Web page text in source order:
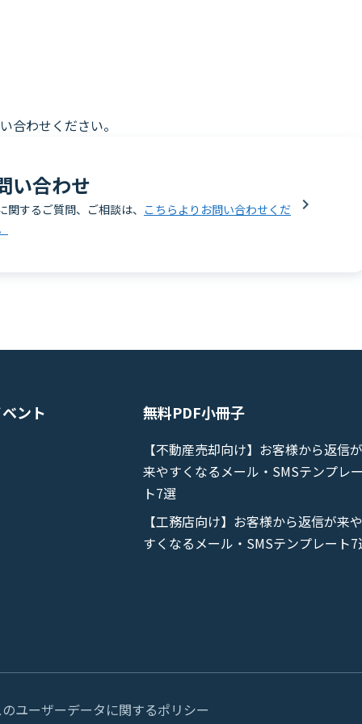
合わせください。
い合わせ
関するご質問、ご相談は、 こちらよりお問い合わせくだ
ント 無料PDF小冊子
【不動産売却向け】お客様から返信
来やすくなるメール・SMSテンプレ
ト7選
【工務店向け】お客様から返信が来
すくなるメール・SMSテンプレート7
ユーザーデータに関するポリシー